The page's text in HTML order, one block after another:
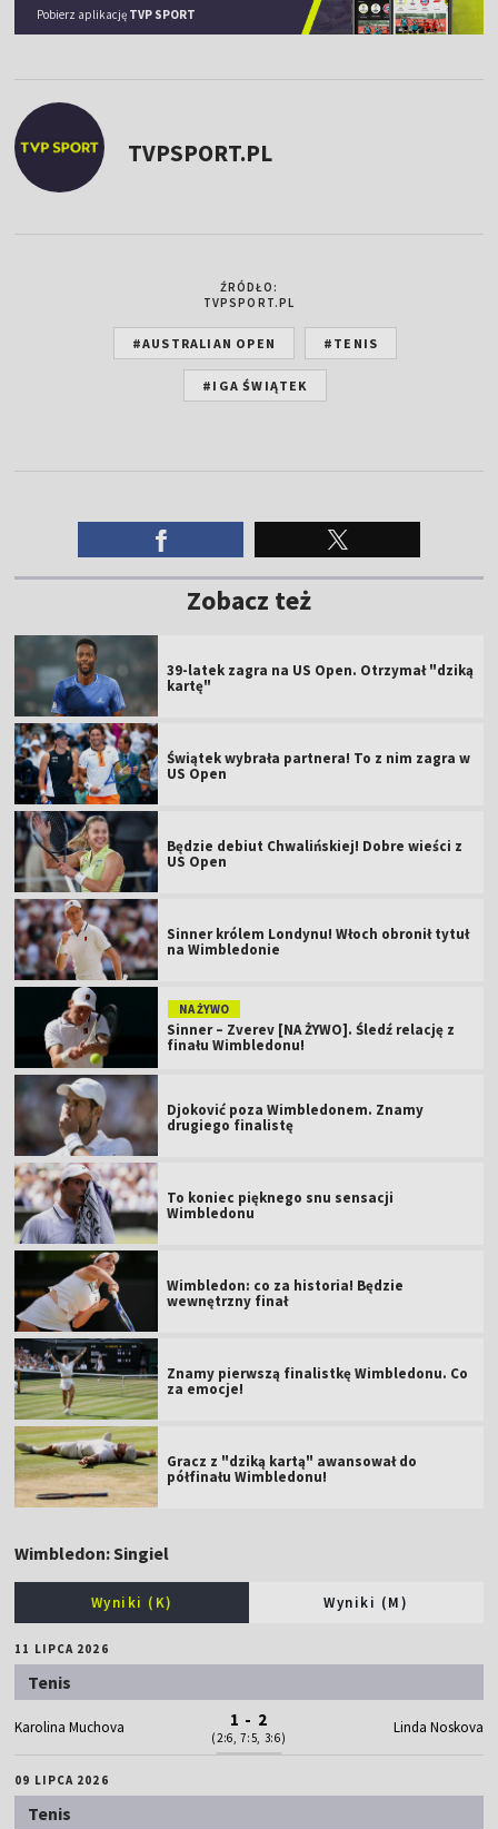
Pobierz aplikację TVP SPORT
TVPSPORT.PL
ŹRÓDŁO:
TVPSPORT.PL
#AUSTRALIAN OPEN #TENIS
#IGA ŚWIĄTEK
Zobacz też
39-latek zagra na US Open. Otrzymał "dziką
kartę"
Świątek wybrała partnera! To z nim zagra w
US Open
Będzie debiut Chwalińskiej! Dobre wieści z
US Open
Sinner królem Londynu! Włoch obronił tytuł
na Wimbledonie
NA ŻYWO
Sinner – Zverev [NA ŻYWO]. Śledź relację z
finału Wimbledonu!
Djoković poza Wimbledonem. Znamy
drugiego finalistę
To koniec pięknego snu sensacji
Wimbledonu
Wimbledon: co za historia! Będzie
wewnętrzny finał
Znamy pierwszą finalistkę Wimbledonu. Co
za emocje!
Gracz z "dziką kartą" awansował do
półfinału Wimbledonu!
Wimbledon: Singiel
Wyniki (K) Wyniki (M)
11 LIPCA 2026
Tenis
Karolina Muchova 1 - 2
(2:6, 7:5, 3:6)
Linda Noskova
09 LIPCA 2026
Tenis